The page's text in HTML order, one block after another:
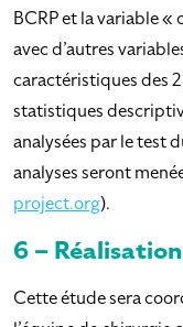
BCRP et la variable «
avec d’autres
caractéristiques des
statistiques
analysées par le test
analyses seront
project.org).
6 –
Cette étude sera